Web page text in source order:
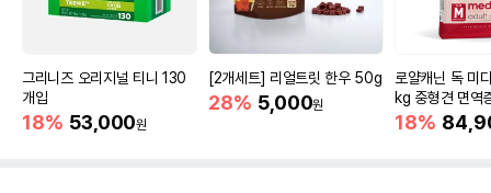
그리니즈 오리지널 티니 130
개입
18% 53,000원
[2개세트] 리얼트릿 한우 50g
28% 5,000원
로얄캐닌 독 미
kg 중형견 면역
18%